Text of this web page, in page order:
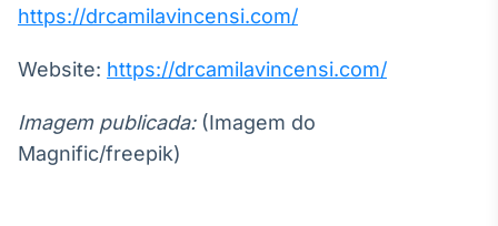
https://drcamilavincensi.com/
Website: https://drcamilavincensi.com/
Imagem publicada:(Imagem do
Magnific/freepik)